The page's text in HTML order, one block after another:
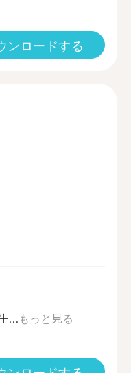
ンロードする
...もっと見る